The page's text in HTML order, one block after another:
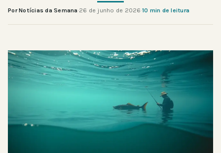
Por Notícias da Semana·26 de junho de 2026·10 min de leitura